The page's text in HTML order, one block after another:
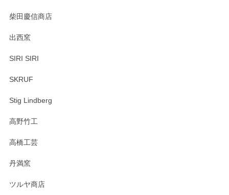
柴田慶信商店
出西窯
SIRI SIRI
SKRUF
Stig Lindberg
高野竹工
高橋工芸
丹満窯
ツルヤ商店